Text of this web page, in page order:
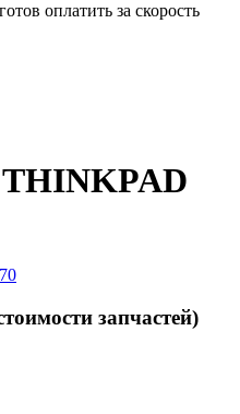
оплатить за скорость
запчастей)